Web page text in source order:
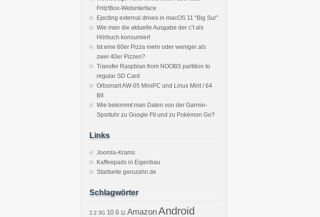
Fritz!Box-Webinterface
Ejecting external drives in macOS 11 “Big Sur”
Wie man die aktuelle Ausgabe der c’t als
Hörbuch konsumiert
Ist eine 60er Pizza mehr oder weniger als
zwei 40er Pizzen?
Transfer Raspbian from NOOBS partition to
regular SD Card
Orbsmart AW-05 MiniPC und Linux Mint / 64
Bit
Wie bekommt man Daten von der Garmin-
Sportuhr zu Google Fit und zu Pokémon Go?
Links
Joomla-Krams
Kaffeepads in Eigenbau
Startseite gerozahn.de
Schlagwörter
2.2 3G 10.6 11 AmazonAndroid